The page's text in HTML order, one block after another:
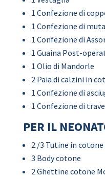
1 Confezione di
1 Confezione di
1 Confezione di
1 Guaina Post-
1 Olio di Mandorle
2 Paia di calzini in
1 Confezione di
1 Confezione di
PER IL
2 /3 Tutine in
3 Body cotone
2 Ghettine cotone